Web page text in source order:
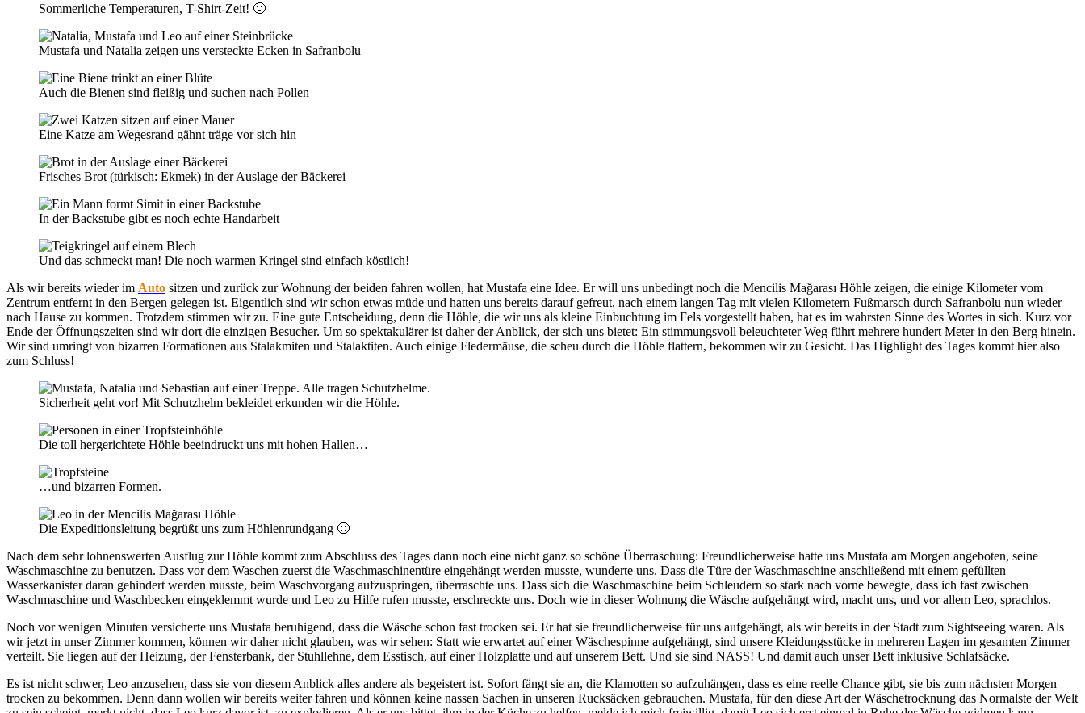
Sommerliche Temperaturen, T-Shirt-Zeit! 🙂
Mustafa und Natalia zeigen uns versteckte Ecken in Safranbolu
Auch die Bienen sind fleißig und suchen nach Pollen
Eine Katze am Wegesrand gähnt träge vor sich hin
Frisches Brot (türkisch: Ekmek) in der Auslage der Bäckerei
In der Backstube gibt es noch echte Handarbeit
Und das schmeckt man! Die noch warmen Kringel sind einfach köstlich!
Als wir bereits wieder im Auto sitzen und zurück zur Wohnung der beiden fahren wollen, hat Mustafa eine Idee. Er will uns unbedingt noch die Mencilis Mağarası Höhle zeigen, die einige Kilometer vom
Zentrum entfernt in den Bergen gelegen ist. Eigentlich sind wir schon etwas müde und hatten uns bereits darauf gefreut, nach einem langen Tag mit vielen Kilometern Fußmarsch durch Safranbolu nun wieder
nach Hause zu kommen. Trotzdem stimmen wir zu. Eine gute Entscheidung, denn die Höhle, die wir uns als kleine Einbuchtung im Fels vorgestellt haben, hat es im wahrsten Sinne des Wortes in sich. Kurz vor
Ende der Öffnungszeiten sind wir dort die einzigen Besucher. Um so spektakulärer ist daher der Anblick, der sich uns bietet: Ein stimmungsvoll beleuchteter Weg führt mehrere hundert Meter in den Berg hinein.
Wir sind umringt von bizarren Formationen aus Stalakmiten und Stalaktiten. Auch einige Fledermäuse, die scheu durch die Höhle flattern, bekommen wir zu Gesicht. Das Highlight des Tages kommt hier also
zum Schluss!
Sicherheit geht vor! Mit Schutzhelm bekleidet erkunden wir die Höhle.
Die toll hergerichtete Höhle beeindruckt uns mit hohen Hallen…
…und bizarren Formen.
Die Expeditionsleitung begrüßt uns zum Höhlenrundgang 🙂
Nach dem sehr lohnenswerten Ausflug zur Höhle kommt zum Abschluss des Tages dann noch eine nicht ganz so schöne Überraschung: Freundlicherweise hatte uns Mustafa am Morgen angeboten, seine
Waschmaschine zu benutzen. Dass vor dem Waschen zuerst die Waschmaschinentüre eingehängt werden musste, wunderte uns. Dass die Türe der Waschmaschine anschließend mit einem gefüllten
Wasserkanister daran gehindert werden musste, beim Waschvorgang aufzuspringen, überraschte uns. Dass sich die Waschmaschine beim Schleudern so stark nach vorne bewegte, dass ich fast zwischen
Waschmaschine und Waschbecken eingeklemmt wurde und Leo zu Hilfe rufen musste, erschreckte uns. Doch wie in dieser Wohnung die Wäsche aufgehängt wird, macht uns, und vor allem Leo, sprachlos.
Noch vor wenigen Minuten versicherte uns Mustafa beruhigend, dass die Wäsche schon fast trocken sei. Er hat sie freundlicherweise für uns aufgehängt, als wir bereits in der Stadt zum Sightseeing waren. Als
wir jetzt in unser Zimmer kommen, können wir daher nicht glauben, was wir sehen: Statt wie erwartet auf einer Wäschespinne aufgehängt, sind unsere Kleidungsstücke in mehreren Lagen im gesamten Zimmer
verteilt. Sie liegen auf der Heizung, der Fensterbank, der Stuhllehne, dem Esstisch, auf einer Holzplatte und auf unserem Bett. Und sie sind NASS! Und damit auch unser Bett inklusive Schlafsäcke.
Es ist nicht schwer, Leo anzusehen, dass sie von diesem Anblick alles andere als begeistert ist. Sofort fängt sie an, die Klamotten so aufzuhängen, dass es eine reelle Chance gibt, sie bis zum nächsten Morgen
trocken zu bekommen. Denn dann wollen wir bereits weiter fahren und können keine nassen Sachen in unseren Rucksäcken gebrauchen. Mustafa, für den diese Art der Wäschetrocknung das Normalste der Welt